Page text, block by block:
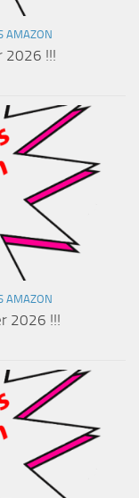
AMAZON
2026 !!!
AMAZON
2026 !!!